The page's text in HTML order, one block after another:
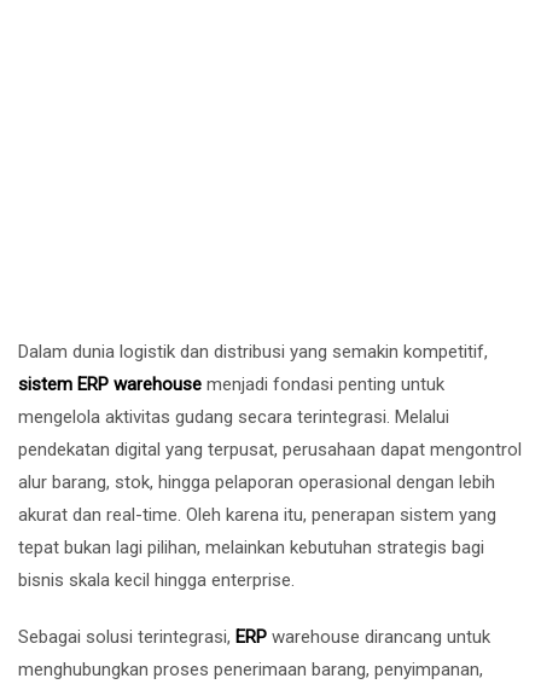
Dalam dunia logistik dan distribusi yang semakin kompetitif,
sistem ERP warehouse menjadi fondasi penting untuk
mengelola aktivitas gudang secara terintegrasi. Melalui
pendekatan digital yang terpusat, perusahaan dapat mengontrol
alur barang, stok, hingga pelaporan operasional dengan lebih
akurat dan real-time. Oleh karena itu, penerapan sistem yang
tepat bukan lagi pilihan, melainkan kebutuhan strategis bagi
bisnis skala kecil hingga enterprise.
Sebagai solusi terintegrasi, ERP warehouse dirancang untuk
menghubungkan proses penerimaan barang, penyimpanan,